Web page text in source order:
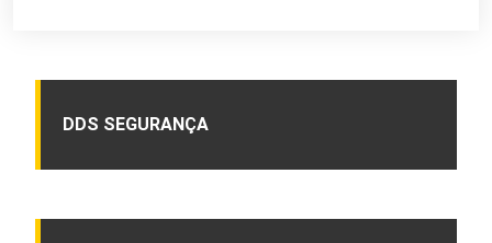
DDS SEGURANÇA